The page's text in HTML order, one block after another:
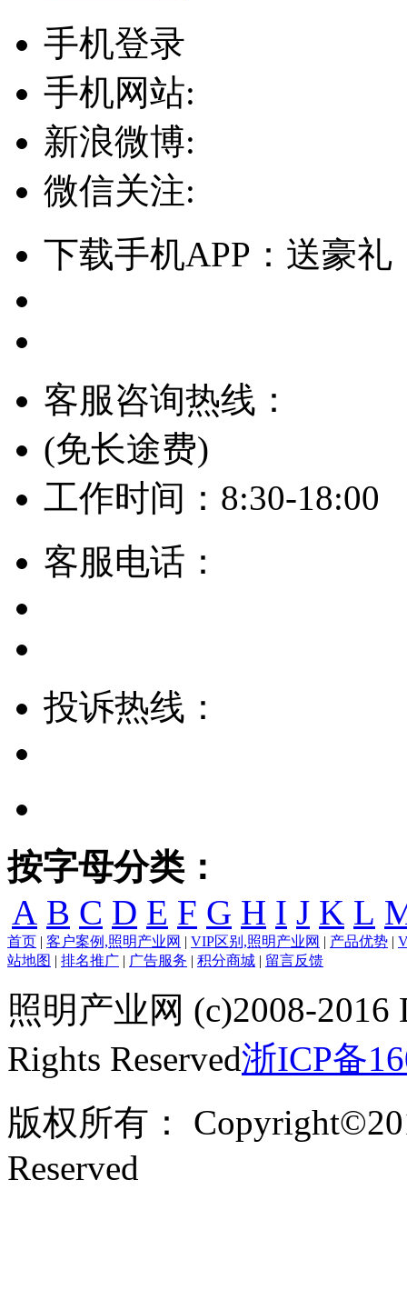
手机登录
手机网站:
新浪微博:
微信关注:
下载手机APP：送豪礼
客服咨询热线：
(免长途费)
工作时间：8:30-18:00
客服电话：
投诉热线：
按字母分类：
A B C D E F G H I J K L
首页 | 客户案例,照明产业网 | VIP区别,照明产业网 | 产品优势 |
站地图 | 排名推广 | 广告服务 | 积分商城 | 留言反馈
照明产业网 (c)2008-
Rights Reserved浙ICP备
版权所有：
Reserved